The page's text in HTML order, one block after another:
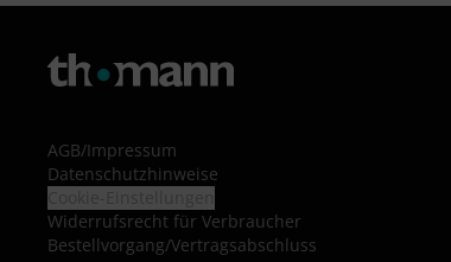
AGB/Impressum
Datenschutzhinweise
Widerrufsrecht für Verbraucher
Bestellvorgang/Vertragsabschluss